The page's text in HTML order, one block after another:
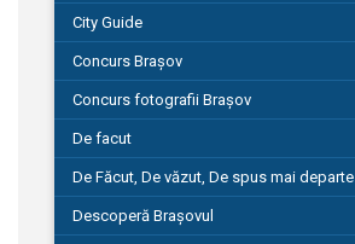
City Guide
Concurs Brașov
Concurs fotografii Brașov
De facut
De Făcut, De văzut, De spus mai departe
Descoperă Brașovul